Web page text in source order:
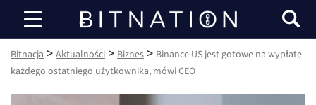
Bitnacja
Bitnacja > Aktualności > Biznes > Binance US jest gotowe na wypłatę
każdego ostatniego użytkownika, mówi CEO